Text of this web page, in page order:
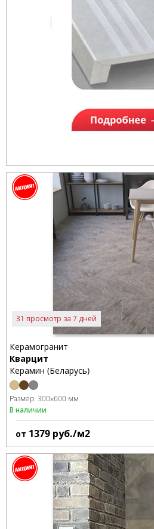
31 просмотр за 7 дней
Керамогранит
Кварцит
Керамин (Беларусь)
Размер: 300x600 мм
В наличии
от 1379 руб./м2